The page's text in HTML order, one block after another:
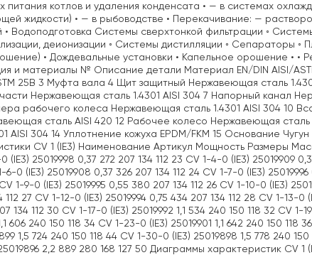
питания котлов и удаления конденсата • — в системах
жидкости) • — в рыбоводстве • Перекачивание: —
• Водоподготовка Системы сверхтонкой фильтрации ◦
деионизации ◦ Системы дистилляции ◦ Сепараторы ◦
• Дождевальные установки • Капельное орошение •
и материалы № Описание детали Материал EN/DIN AISI/
25B 3 Муфта вала 4 Щит защитный Нержавеющая сталь
Нержавеющая сталь 1.4301 AISI 304 7 Напорный канал
рабочего колеса Нержавеющая сталь 1.4301 AISI 304 10
сталь AISI 420 12 Рабочее колесо Нержавеющая сталь
AISI 304 14 Уплотнение кожуха EPDM/FKM 15 Основание
CV 1 (IE3) Наименование Артикул Мощность Размеры
(IE3) 25019998 0,37 272 207 134 112 23 CV 1-4-0 (IE3) 25019909
6-0 (IE3) 25019908 0,37 326 207 134 112 24 CV 1-7-0 (IE3)
1-9-0 (IE3) 25019995 0,55 380 207 134 112 26 CV 1-10-0 (IE3)
112 27 CV 1-12-0 (IE3) 25019994 0,75 434 207 134 112 28 CV 1-13-0
134 112 30 CV 1-17-0 (IE3) 25019992 1,1 534 240 150 118 32 CV 1-
606 240 150 118 34 CV 1-23-0 (IE3) 25019901 1,1 642 240 150
1,5 724 240 150 118 44 CV 1-30-0 (IE3) 25019898 1,5 778 240
2,2 889 280 168 127 50 Диаграммы характеристик CV 1